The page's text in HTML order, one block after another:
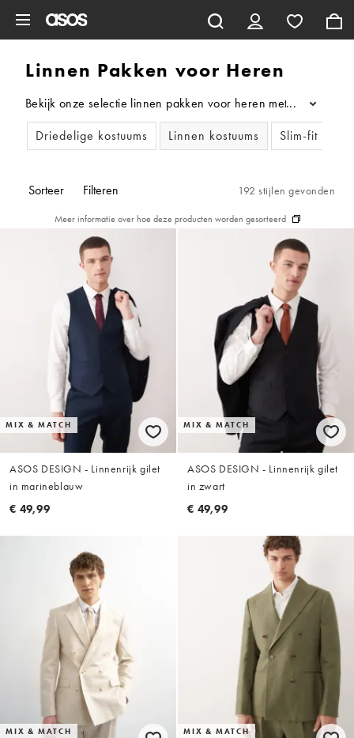
Linnen Pakken voor Heren
Bekijk onze selectie linnen pakken voor heren met...
Driedelige kostuums
Linnen kostuums Slim-fit
Sorteer Filteren 192 stijlen gevonden
Meer informatie over hoe deze producten worden gesorteerd
MIX & MATCH
ASOS DESIGN - Linnenrijk gilet
in marineblauw
€ 49,99
MIX & MATCH
ASOS DESIGN - Linnenrijk gilet
in zwart
€ 49,99
MIX & MATCH MIX & MATCH